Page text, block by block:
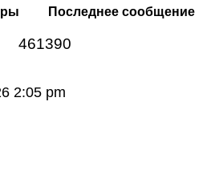
Последнее сообщение
461390
2:05 pm